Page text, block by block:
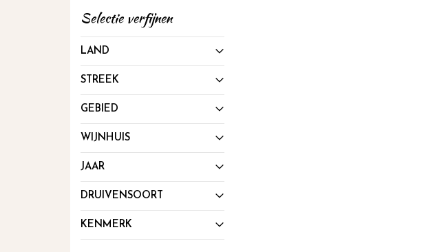
Selectie verfijnen
LAND
STREEK
GEBIED
WIJNHUIS
JAAR
DRUIVENSOORT
KENMERK